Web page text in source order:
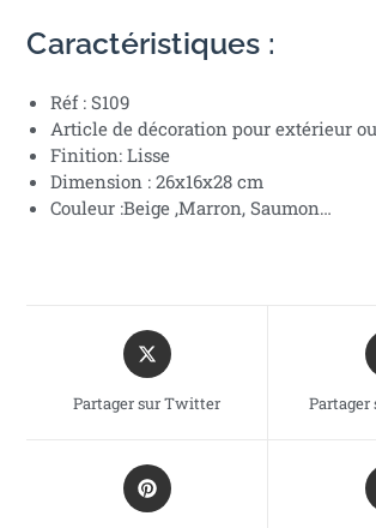
Caractéristiques :
Réf : S109
Article de décoration pour extérieur
Finition: Lisse
Dimension : 26x16x28 cm
Couleur :Beige ,Marron, Saumon…
Partager sur Twitter Partager